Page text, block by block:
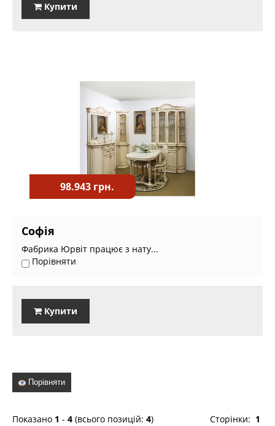
Купити
98.943 грн.
Софія
Фабрика Юрвіт працює з нату...
Порівняти
Купити
Порівняти
Сторінки: 1
Показано 1 - 4 (всього позицій: 4)